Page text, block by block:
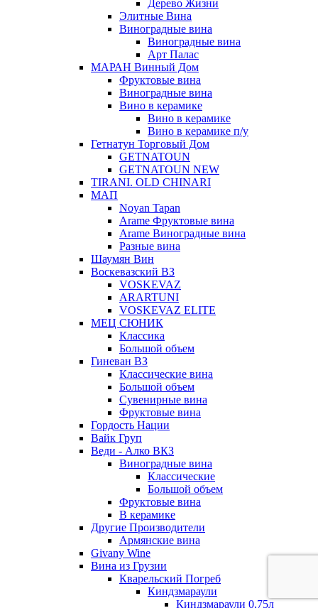
Дерево Жизни
Элитные Вина
Виноградные вина
Виноградные вина
Арт Палас
МАРАН Винный Дом
Фруктовые вина
Виноградные вина
Вино в керамике
Вино в керамике
Вино в керамике п/у
Гетнатун Торговый Дом
GETNATOUN
GETNATOUN NEW
TIRANI. OLD CHINARI
МАП
Noyan Tapan
Arame Фруктовые вина
Arame Виноградные вина
Разные вина
Шаумян Вин
Воскевазский ВЗ
VOSKEVAZ
ARARTUNI
VOSKEVAZ ELITE
МЕЦ СЮНИК
Классика
Большой объем
Гиневан ВЗ
Классические вина
Большой объем
Сувенирные вина
Фруктовые вина
Гордость Нации
Вайк Груп
Веди - Алко ВКЗ
Виноградные вина
Классические
Большой объем
Фруктовые вина
В керамике
Другие Производители
Армянские вина
Givany Wine
Вина из Грузии
Кварельский Погреб
Киндзмараули
Киндзмараули 0,75л